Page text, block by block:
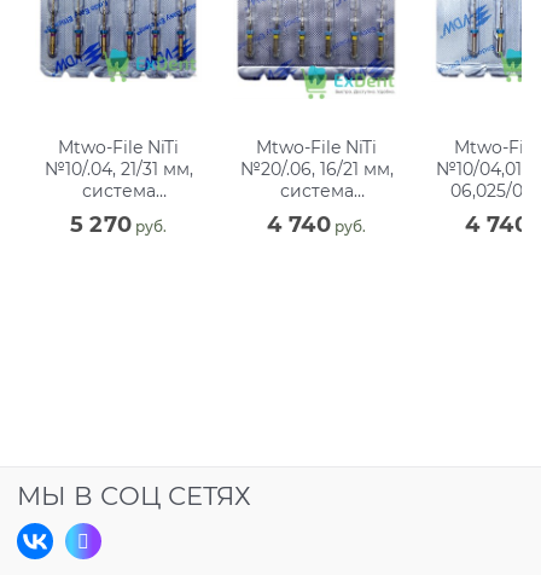
Mtwo-File NiTi
№10/.04, 21/31 мм,
система
вращающихся
файлов, блистер
5 270 руб.
Mtwo-File NiTi
№20/.06, 16/21 мм,
система
вращающихся
файлов, блистер
4 740 руб.
Mtwo-File
№10/04,015/
06,025/06,
4 740
МЫ В СОЦ СЕТЯХ